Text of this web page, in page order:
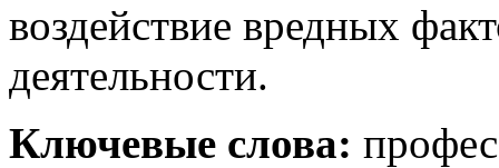
воздействие вредных
деятельности.
Ключевые слова: